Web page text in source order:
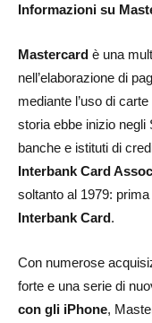
Informazioni su
Mastercard è una
nell’elaborazione di
mediante l’uso di
storia ebbe inizio negli
banche e istituti di
Interbank Card
soltanto al 1979:
Interbank Card.
Con numerose
forte e una serie di
con gli iPhone,